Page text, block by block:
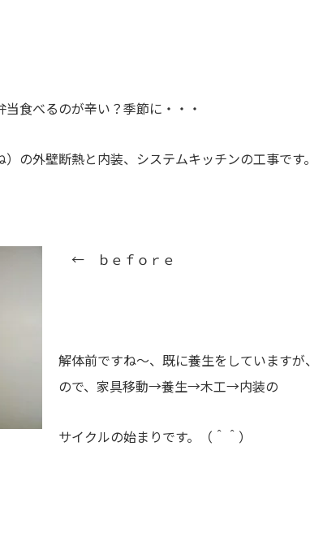
食べるのが辛い？季節に・・・
の外壁断熱と内装、システムキッチンの工事です。
← ｂｅｆｏｒｅ
解体前ですね～、既に養生をしています
ので、家具移動→養生→木工→内装の
サイクルの始まりです。（＾＾）